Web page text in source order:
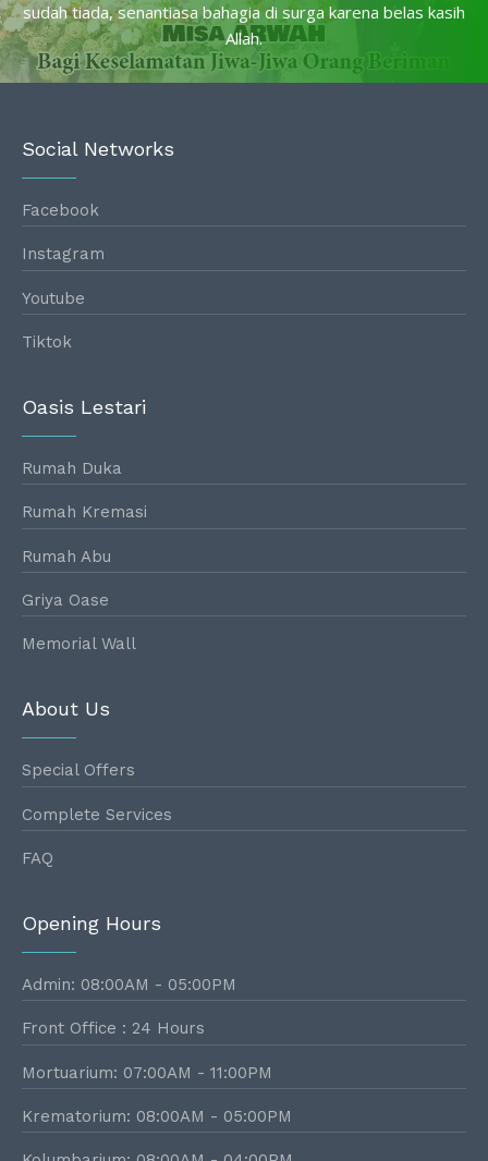
sudah tiada, senantiasa bahagia di surga karena belas kasih
Allah.
Social Networks
Facebook
Instagram
Youtube
Tiktok
Oasis Lestari
Rumah Duka
Rumah Kremasi
Rumah Abu
Griya Oase
Memorial Wall
About Us
Special Offers
Complete Services
FAQ
Opening Hours
Admin: 08:00AM - 05:00PM
Front Office : 24 Hours
Mortuarium: 07:00AM - 11:00PM
Krematorium: 08:00AM - 05:00PM